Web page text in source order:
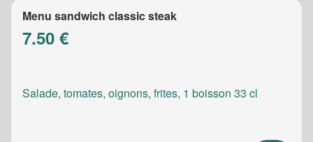
Menu sandwich classic steak
7.50 €
Salade, tomates, oignons, frites, 1 boisson 33 cl